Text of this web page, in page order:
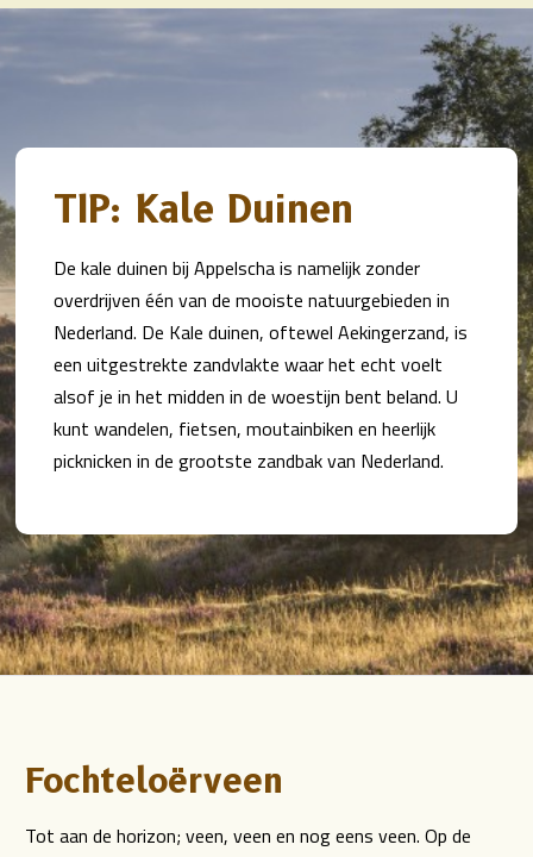
TIP: Kale Duinen
De kale duinen bij Appelscha is namelijk zonder
overdrijven één van de mooiste natuurgebieden in
Nederland. De Kale duinen, oftewel Aekingerzand, is
een uitgestrekte zandvlakte waar het echt voelt
alsof je in het midden in de woestijn bent beland. U
kunt wandelen, fietsen, moutainbiken en heerlijk
picknicken in de grootste zandbak van Nederland.
Fochteloërveen
Tot aan de horizon; veen, veen en nog eens veen. Op de